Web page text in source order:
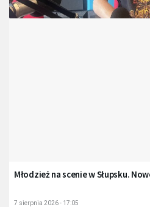
Młodzież na scenie w Słupsku.
7 sierpnia 2026 - 17:05